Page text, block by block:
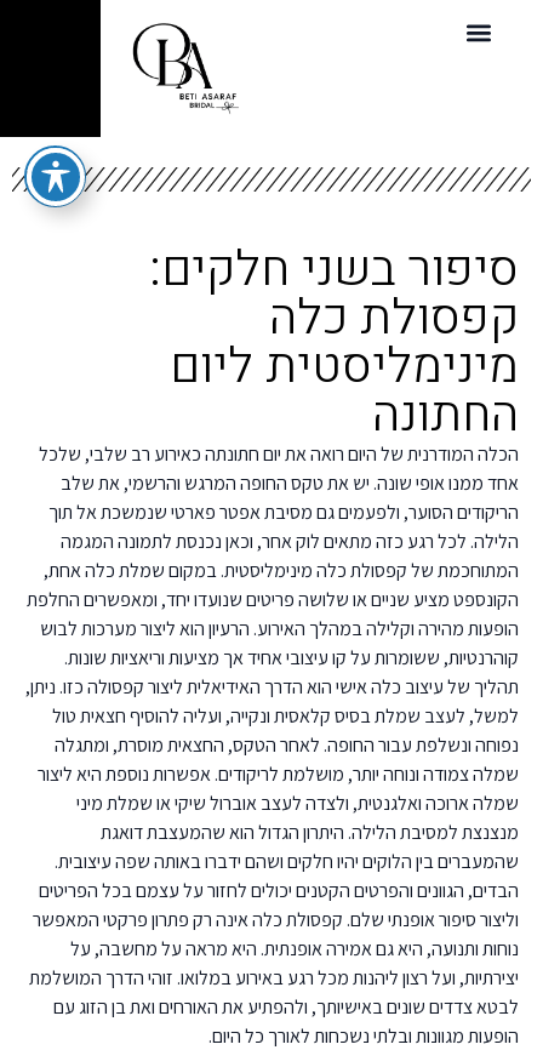
סיפור בשני חלקים:
קפסולת כלה
מינימליסטית ליום
החתונה
הכלה המודרנית של היום רואה את יום חתונתה כאירוע רב שלבי, שלכל
אחד ממנו אופי שונה. יש את טקס החופה המרגש והרשמי, את שלב
הריקודים הסוער, ולפעמים גם מסיבת אפטר פארטי שנמשכת אל תוך
הלילה. לכל רגע כזה מתאים לוק אחר, וכאן נכנסת לתמונה המגמה
המתוחכמת של קפסולת כלה מינימליסטית. במקום שמלת כלה אחת,
הקונספט מציע שניים או שלושה פריטים שנועדו יחד, ומאפשרים החלפת
הופעות מהירה וקלילה במהלך האירוע. הרעיון הוא ליצור מערכות לבוש
קוהרנטיות, ששומרות על קו עיצובי אחיד אך מציעות וריאציות שונות.
תהליך של עיצוב כלה אישי הוא הדרך האידיאלית ליצור קפסולה כזו. ניתן,
למשל, לעצב שמלת בסיס קלאסית ונקייה, ועליה להוסיף חצאית טול
נפוחה ונשלפת עבור החופה. לאחר הטקס, החצאית מוסרת, ומתגלה
שמלה צמודה ונוחה יותר, מושלמת לריקודים. אפשרות נוספת היא ליצור
שמלה ארוכה ואלגנטית, ולצדה לעצב אוברול שיקי או שמלת מיני
מנצנצת למסיבת הלילה. היתרון הגדול הוא שהמעצבת דואגת
שהמעברים בין הלוקים יהיו חלקים ושהם ידברו באותה שפה עיצובית.
הבדים, הגוונים והפרטים הקטנים יכולים לחזור על עצמם בכל הפריטים
וליצור סיפור אופנתי שלם. קפסולת כלה אינה רק פתרון פרקטי המאפשר
נוחות ותנועה, היא גם אמירה אופנתית. היא מראה על מחשבה, על
יצירתיות, ועל רצון ליהנות מכל רגע באירוע במלואו. זוהי הדרך המושלמת
לבטא צדדים שונים באישיותך, ולהפתיע את האורחים ואת בן הזוג עם
הופעות מגוונות ובלתי נשכחות לאורך כל היום.